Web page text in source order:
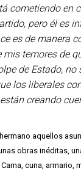
cometiendo en
pero él es
es de manera
mis temores de
de Estado, no
los liberales
creando
aquellos
obras inéditas,
cuna, armario,